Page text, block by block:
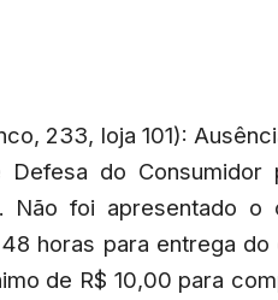
233, loja 101):
do Consumidor
Não foi apresentado o
horas para entrega do
de R$ 10,00 para